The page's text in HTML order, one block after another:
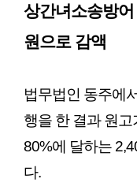
상간녀소송방
원으로 감액
법무법인 동주에
행을 한 결과 원
80%에 달하는
다.